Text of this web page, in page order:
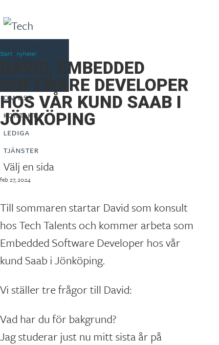
Linkedin
OM OSS
KONTAKT
LEDIGA
TJÄNSTER
Välj en sida
Start nyheter
DAVID, EMBEDDED
SOFTWARE DEVELOPER
HOS VÅR KUND SAAB I
JÖNKÖPING
feb 27, 2024
Till sommaren startar David som konsult
hos Tech Talents och kommer arbeta som
Embedded Software Developer hos vår
kund Saab i Jönköping.
Vi ställer tre frågor till David:
Vad har du för bakgrund?
Jag studerar just nu mitt sista år på